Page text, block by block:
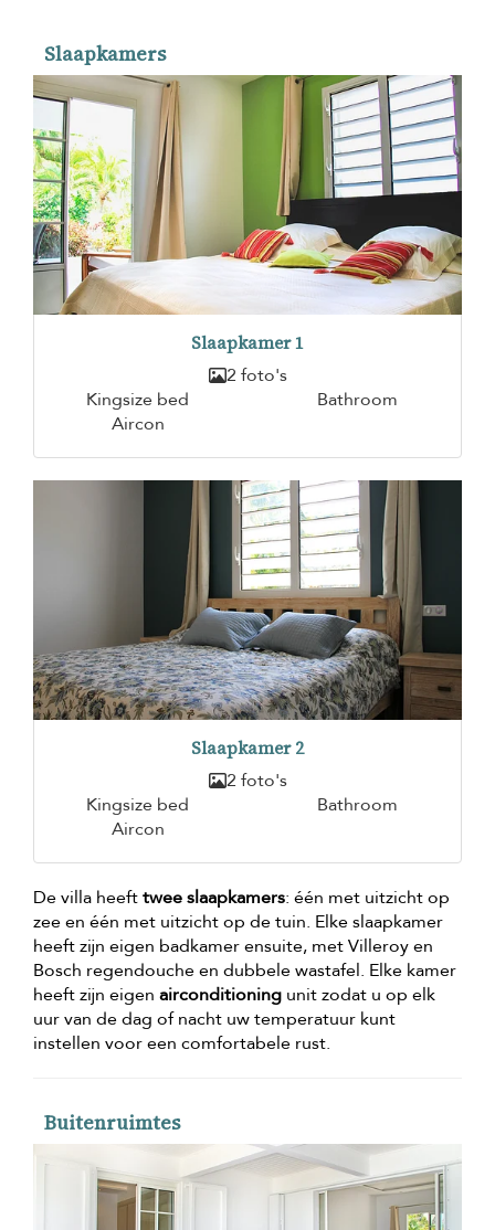
Slaapkamers
Slaapkamer 1
2 foto's
Kingsize bed
Bathroom
Aircon
Slaapkamer 2
2 foto's
Kingsize bed
Bathroom
Aircon
De villa heefttwee slaapkamers: één met uitzicht op
zee en één met uitzicht op de tuin. Elke slaapkamer
heeft zijn eigen badkamer ensuite, met Villeroy en
Bosch regendouche en dubbele wastafel. Elke kamer
heeft zijn eigen airconditioning unit zodat u op elk
uur van de dag of nacht uw temperatuur kunt
instellen voor een comfortabele rust.
Buitenruimtes